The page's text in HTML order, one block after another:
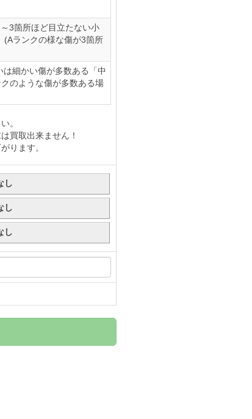
3箇所ほど目立たない小
(Aランクの様な傷が3箇所
細かい傷が多数ある「中
のような傷が多数ある場
。
買取出来ません！
ります。
し
し
し